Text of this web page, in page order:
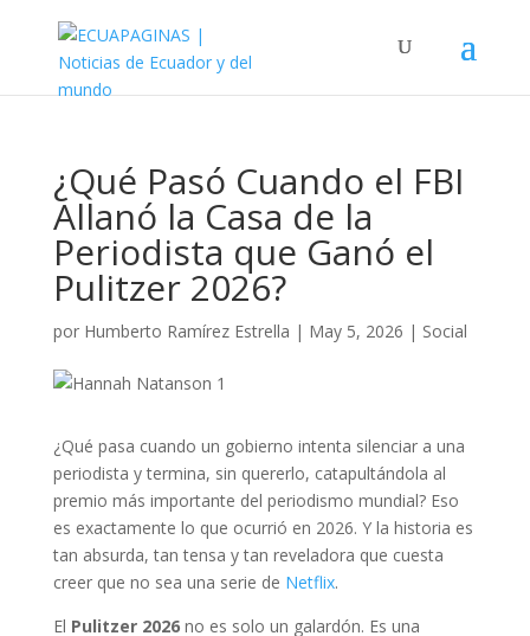
¿Qué Pasó Cuando el FBI
Allanó la Casa de la
Periodista que Ganó el
Pulitzer 2026?
por Humberto Ramírez Estrella | May 5, 2026 | Social
¿Qué pasa cuando un gobierno intenta silenciar a una
periodista y termina, sin quererlo, catapultándola al
premio más importante del periodismo mundial? Eso
es exactamente lo que ocurrió en 2026. Y la historia es
tan absurda, tan tensa y tan reveladora que cuesta
creer que no sea una serie de Netflix.
El Pulitzer 2026no es solo un galardón. Es una